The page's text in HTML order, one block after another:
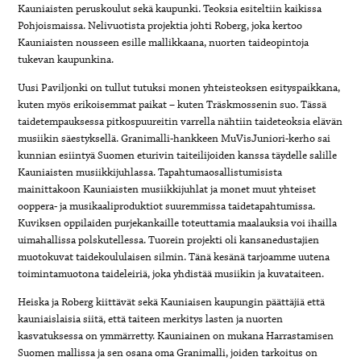
Kauniaisten peruskoulut sekä kaupunki. Teoksia esiteltiin kaikissa
Pohjoismaissa. Nelivuotista projektia johti Roberg, joka kertoo
Kauniaisten nousseen esille mallikkaana, nuorten taideopintoja
tukevan kaupunkina.
Uusi Paviljonki on tullut tutuksi monen yhteisteoksen esityspaikkana,
kuten myös erikoisemmat paikat – kuten Träskmossenin suo. Tässä
taidetempauksessa pitkospuureitin varrella nähtiin taideteoksia elävän
musiikin säestyksellä. Granimalli-hankkeen MuVisJuniori-kerho sai
kunnian esiintyä Suomen eturivin taiteilijoiden kanssa täydelle salille
Kauniaisten musiikkijuhlassa. Tapahtumaosallistumisista
mainittakoon Kauniaisten musiikkijuhlat ja monet muut yhteiset
ooppera- ja musikaaliproduktiot suuremmissa taidetapahtumissa.
Kuviksen oppilaiden purjekankaille toteuttamia maalauksia voi ihailla
uimahallissa polskutellessa. Tuorein projekti oli kansanedustajien
muotokuvat taidekoululaisen silmin. Tänä kesänä tarjoamme uutena
toimintamuotona taideleiriä, joka yhdistää musiikin ja kuvataiteen.
Heiska ja Roberg kiittävät sekä Kauniaisen kaupungin päättäjiä että
kauniaislaisia siitä, että taiteen merkitys lasten ja nuorten
kasvatuksessa on ymmärretty. Kauniainen on mukana Harrastamisen
Suomen mallissa ja sen osana oma Granimalli, joiden tarkoitus on